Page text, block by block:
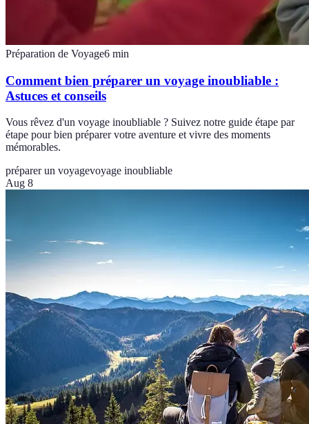
Préparation de Voyage6 min
Comment bien préparer un voyage inoubliable :
Astuces et conseils
Vous rêvez d'un voyage inoubliable ? Suivez notre guide étape par
étape pour bien préparer votre aventure et vivre des moments
mémorables.
préparer un voyagevoyage inoubliable
Aug 8